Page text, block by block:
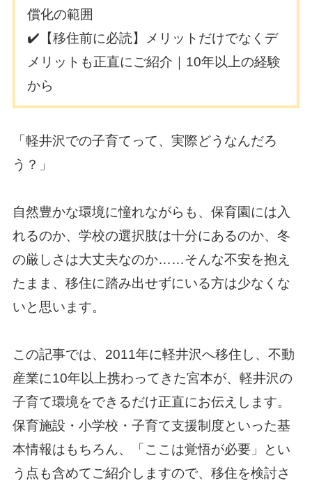
償化の範囲
✔️【移住前に必読】メリットだけでなくデ
メリットも正直にご紹介｜10年以上の経験
から
「軽井沢での子育てって、実際どうなんだろ
う？」
自然豊かな環境に憧れながらも、保育園には入
れるのか、学校の選択肢は十分にあるのか、冬
の厳しさは大丈夫なのか……そんな不安を抱え
たまま、移住に踏み出せずにいる方は少なくな
いと思います。
この記事では、2011年に軽井沢へ移住し、不動
産業に10年以上携わってきた宮本が、軽井沢の
子育て環境をできるだけ正直にお伝えします。
保育施設・小学校・子育て支援制度といった基
本情報はもちろん、「ここは覚悟が必要」とい
う点も含めてご紹介しますので、移住を検討さ